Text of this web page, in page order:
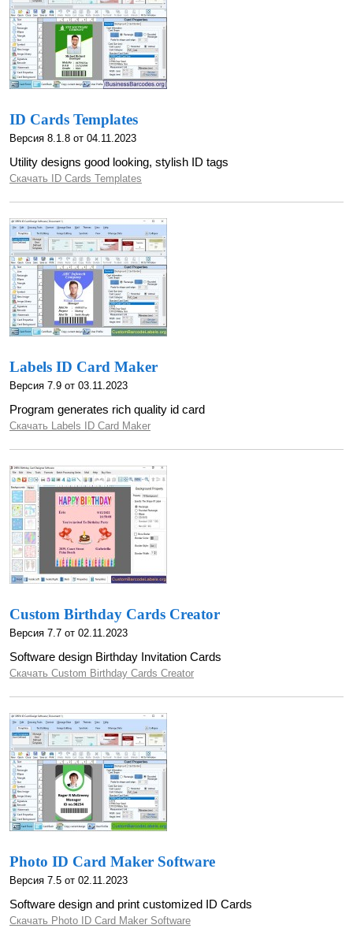
ID Cards Templates
Версия 8.1.8 от 04.11.2023
Utility designs good looking, stylish ID tags
Скачать ID Cards Templates
Labels ID Card Maker
Версия 7.9 от 03.11.2023
Program generates rich quality id card
Скачать Labels ID Card Maker
Custom Birthday Cards Creator
Версия 7.7 от 02.11.2023
Software design Birthday Invitation Cards
Скачать Custom Birthday Cards Creator
Photo ID Card Maker Software
Версия 7.5 от 02.11.2023
Software design and print customized ID Cards
Скачать Photo ID Card Maker Software